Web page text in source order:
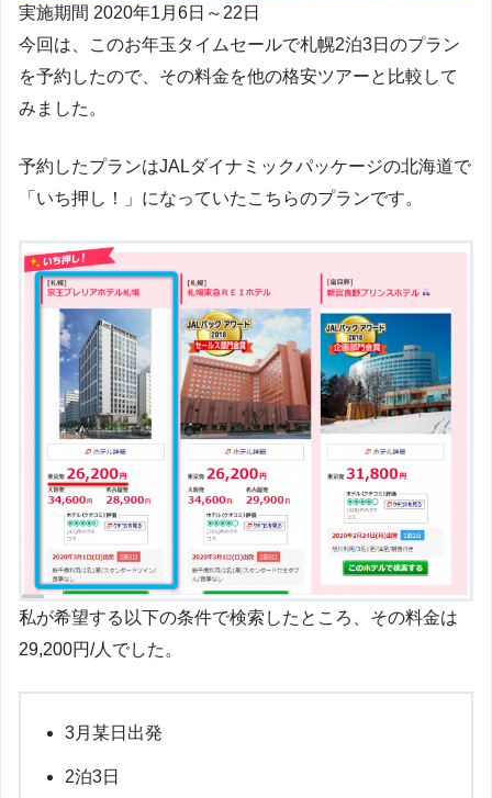
実施期間 2020年1月6日～22日
今回は、このお年玉タイムセールで札幌2泊3日のプラン
を予約したので、その料金を他の格安ツアーと比較して
みました。
予約したプランはJALダイナミックパッケージの北海道で
「いち押し！」になっていたこちらのプランです。
私が希望する以下の条件で検索したところ、その料金は
29,200円/人でした。
3月某日出発
2泊3日